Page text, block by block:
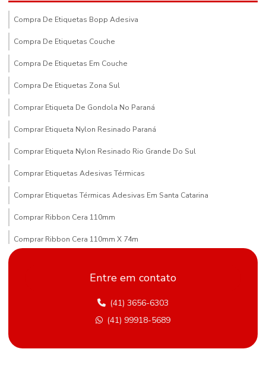
Compra De Etiquetas Bopp Adesiva
Compra De Etiquetas Couche
Compra De Etiquetas Em Couche
Compra De Etiquetas Zona Sul
Comprar Etiqueta De Gondola No Paraná
Comprar Etiqueta Nylon Resinado Paraná
Comprar Etiqueta Nylon Resinado Rio Grande Do Sul
Comprar Etiquetas Adesivas Térmicas
Comprar Etiquetas Térmicas Adesivas Em Santa Catarina
Comprar Ribbon Cera 110mm
Comprar Ribbon Cera 110mm X 74m
Compras De Etiqueta De Gondola Em Minas Gerais
Comprimento Etiquetas Adesivas
Distribuidor De Etiqueta Nylon Resinado Mato Grosso Do Sul
Etiqueta Adesiva Hotmelt
Entre em contato
(41) 3656-6303
(41) 99918-5689